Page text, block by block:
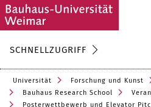
SCHNELLZUGRIFF
Universität Forschung und Kunst
Bauhaus Research School
Posterwettbewerb und Elevator